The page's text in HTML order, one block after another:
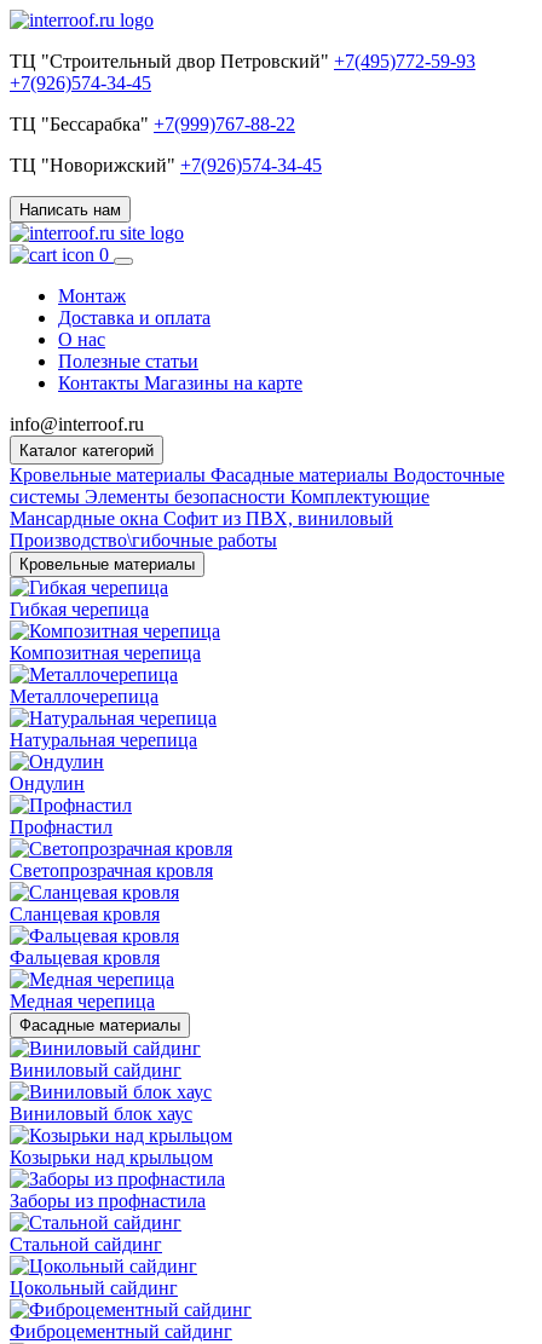
ТЦ "Строительный двор Петровский" +7(495)772-59-93
+7(926)574-34-45
ТЦ "Бессарабка" +7(999)767-88-22
ТЦ "Новорижский" +7(926)574-34-45
Написать нам
0
Монтаж
Доставка и оплата
О нас
Полезные статьи
Контакты Магазины на карте
info@interroof.ru
Каталог категорий
Кровельные материалы Фасадные материалы Водосточные
системы Элементы безопасности Комплектующие
Мансардные окна Софит из ПВХ, виниловый
Производство\гибочные работы
Кровельные материалы
Гибкая черепица
Композитная черепица
Металлочерепица
Натуральная черепица
Ондулин
Профнастил
Светопрозрачная кровля
Сланцевая кровля
Фальцевая кровля
Медная черепица
Фасадные материалы
Виниловый сайдинг
Виниловый блок хаус
Козырьки над крыльцом
Заборы из профнастила
Стальной сайдинг
Цокольный сайдинг
Фиброцементный сайдинг